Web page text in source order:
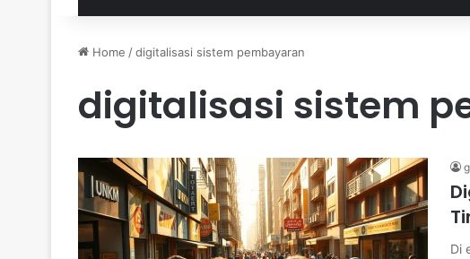
Home /digitalisasi sistem pembayaran
digitalisasi sistem
Di